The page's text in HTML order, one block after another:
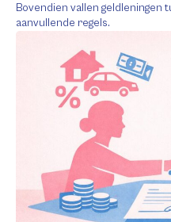
Bovendien vallen
aanvullende regels.